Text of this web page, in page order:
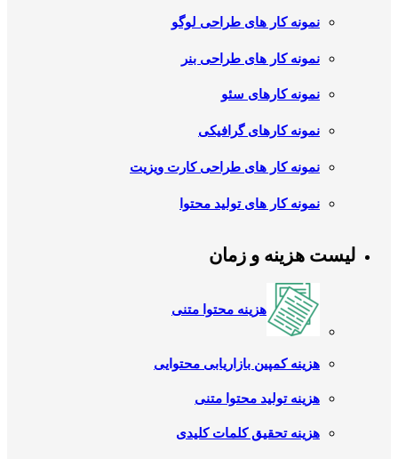
نمونه کار های طراحی لوگو
نمونه کار های طراحی بنر
نمونه کارهای سئو
نمونه کارهای گرافیکی
نمونه کار های طراحی کارت ویزیت
نمونه کار های تولید محتوا
لیست هزینه و زمان
هزینه محتوا متنی
هزینه کمپین بازاریابی محتوایی
هزینه تولید محتوا متنی
هزینه تحقیق کلمات کلیدی